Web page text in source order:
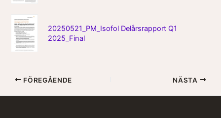
20250521_PM_Isofol Delårsrapport Q1
2025_Final
FÖREGÅENDE NÄSTA